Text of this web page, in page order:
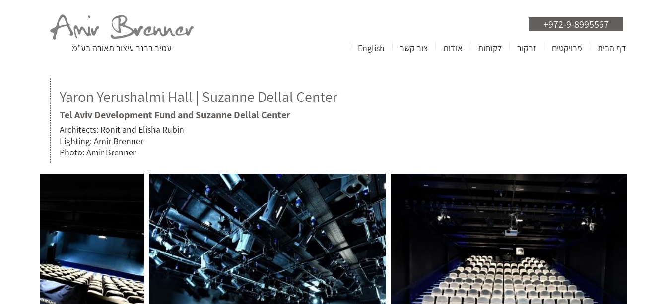
עמיר ברנר עיצוב תאורה בע"מ
+972-9-8995567
דף הבית פרויקטים זרקור לקוחות אודות צור קשר English
Yaron Yerushalmi Hall | Suzanne Dellal Center
Tel Aviv Development Fund and Suzanne Dellal Center
Architects: Ronit and Elisha Rubin
Lighting: Amir Brenner
Photo: Amir Brenner